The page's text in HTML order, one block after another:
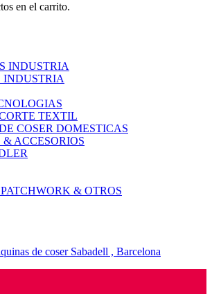
en el carrito.
INDUSTRIA
INDUSTRIA
TEXTIL
COSER DOMESTICAS
ACCESORIOS
& OTROS
de coser Sabadell , Barcelona